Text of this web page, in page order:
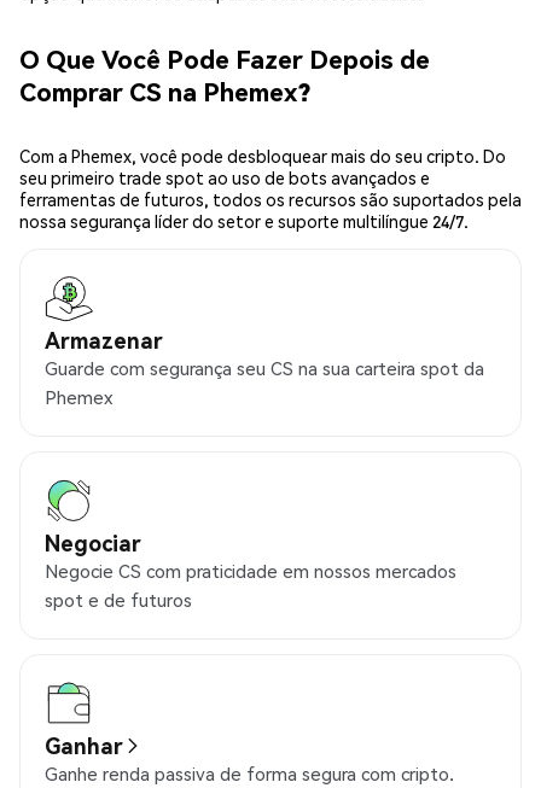
O Que Você Pode Fazer Depois de
Comprar CS na Phemex?
Com a Phemex, você pode desbloquear mais do seu cripto. Do
seu primeiro trade spot ao uso de bots avançados e
ferramentas de futuros, todos os recursos são suportados pela
nossa segurança líder do setor e suporte multilíngue 24/7.
Armazenar
Guarde com segurança seu CS na sua carteira spot da
Phemex
Negociar
Negocie CS com praticidade em nossos mercados
spot e de futuros
Ganhar
Ganhe renda passiva de forma segura com cripto.